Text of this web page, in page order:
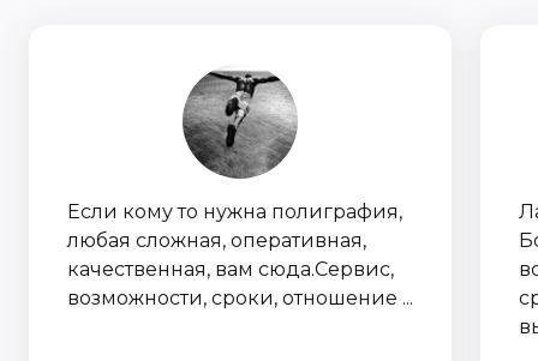
Если кому то нужна полиграфия,
любая сложная, оперативная,
качественная, вам сюда.Сервис,
возможности, сроки, отношение ...